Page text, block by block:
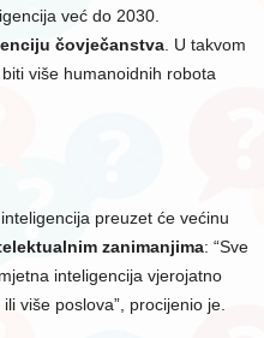
već do 2030.
čovječanstva . U takvom
više humanoidnih robota
preuzet će većinu
zanimanjima: “Sve
inteligencija vjerojatno
više poslova”, procijenio je.